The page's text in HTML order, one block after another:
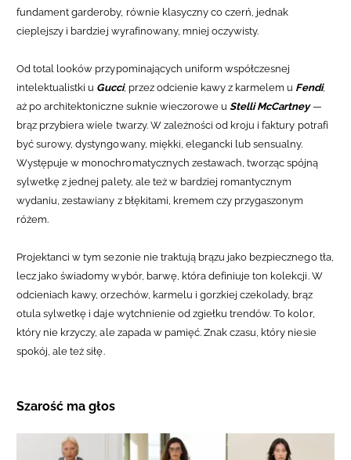
fundament garderoby, równie klasyczny co czerń, jednak
cieplejszy i bardziej wyrafinowany, mniej oczywisty.
Od total looków przypominających uniform współczesnej
intelektualistki u Gucci, przez odcienie kawy z karmelem u Fendi,
aż po architektoniczne suknie wieczorowe uStelli McCartney—
brąz przybiera wiele twarzy. W zależności od kroju i faktury potrafi
być surowy, dystyngowany, miękki, elegancki lub sensualny.
Występuje w monochromatycznych zestawach, tworząc spójną
sylwetkę z jednej palety, ale też w bardziej romantycznym
wydaniu, zestawiany z błękitami, kremem czy przygaszonym
różem.
Projektanci w tym sezonie nie traktują brązu jako bezpiecznego tła,
lecz jako świadomy wybór, barwę, która definiuje ton kolekcji. W
odcieniach kawy, orzechów, karmelu i gorzkiej czekolady, brąz
otula sylwetkę i daje wytchnienie od zgiełku trendów. To kolor,
który nie krzyczy, ale zapada w pamięć. Znak czasu, który niesie
spokój, ale też siłę.
Szarość ma głos